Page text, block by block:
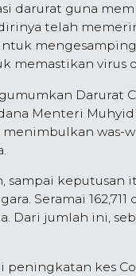
darurat guna
telah
memastikan virus
Darurat
Menteri
menimbulkan was-
sampai keputusan
Seramai
Dari jumlah ini,
peningkatan kes